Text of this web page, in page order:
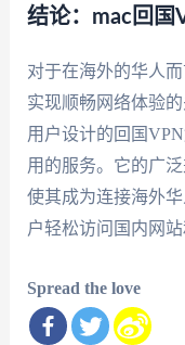
结论：mac回国
对于在海外的华人
实现顺畅网络体验
用户设计的回国
用的服务。它的广
使其成为连接海外
户轻松访问国内网
Spread the love